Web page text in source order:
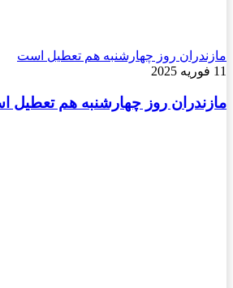
مازندران روز چهارشنبه هم تعطیل است
11 فوریه 2025
مازندران روز چهارشنبه هم تعطیل